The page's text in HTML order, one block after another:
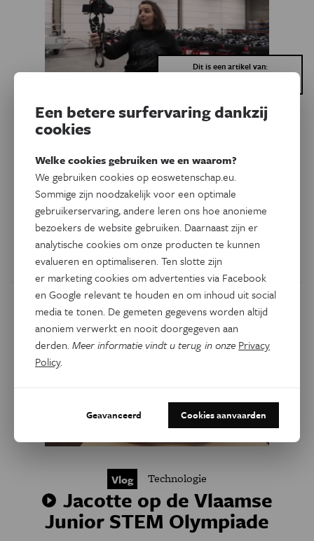
Dit is een artikel van:
Technologie
deelstep?
Net als andere grote Europese steden staan Antwerpen en
Brussel vol met deelsteps. Jacotte zoekt uit hoe die
elektrische stepjes eigenlijk werken.
DoorJacotte Brokken
Vlog Technologie
Jacotte op de Vlaamse
Junior STEM Olympiade
Een betere surfervaring dankzij
cookies
Welke cookies gebruiken we en waarom?
We gebruiken cookies op eoswetenschap.eu.
Sommige zijn noodzakelijk voor een optimale
gebruikerservaring, andere leren ons hoe anonieme
bezoekers de website gebruiken. Daarnaast zijn er
analytische cookies om onze producten te kunnen
evalueren en optimaliseren. Ten slotte zijn
er marketing cookies om advertenties via Facebook
en Google relevant te houden en om inhoud uit social
media te tonen. De gemeten gegevens worden altijd
anoniem verwerkt en nooit doorgegeven aan
derden.Meer informatie vindt u terug in onze Privacy
Policy.
Geavanceerd Cookies aanvaarden